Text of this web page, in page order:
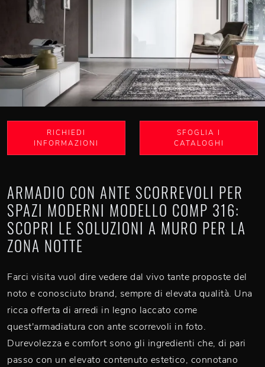
RICHIEDI
INFORMAZIONI
SFOGLIA I
CATALOGHI
ARMADIO CON ANTE SCORREVOLI PER
SPAZI MODERNI MODELLO COMP 316:
SCOPRI LE SOLUZIONI A MURO PER LA
ZONA NOTTE
Farci visita vuol dire vedere dal vivo tante proposte del
noto e conosciuto brand, sempre di elevata qualità. Una
ricca offerta di arredi in legno laccato come
quest'armadiatura con ante scorrevoli in foto.
Durevolezza e comfort sono gli ingredienti che, di pari
passo con un elevato contenuto estetico, connotano